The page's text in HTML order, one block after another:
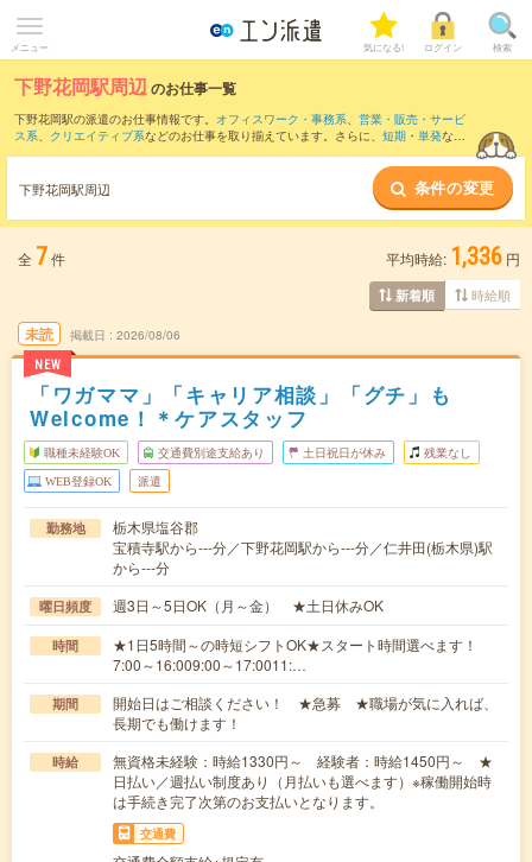
メニュー 気になる! ログイン 検索
下野花岡駅周辺のお仕事一覧
下野花岡駅の派遣のお仕事情報です。 オフィスワーク・事務系、 営業・販売・サービ
ス系、 クリエイティブ系などのお仕事を取り揃えています。さらに、 短期 ・ 単発など
また、岡本(栃木県)駅
など近隣駅のお仕事もご
確認いただけます。
下野花岡駅周辺 条件の変更
全 7件 平均時給: 1,336 円
新着順 時給順
未読
NEW
掲載日 2026/08/06
「ワガママ」「キャリア相談」「グチ」も
Welcome！＊ケアスタッフ
職種未経験OK 交通費別途支給あり 土日祝日が休み 残業なし
WEB登録OK 派遣
勤務地
栃木県塩谷郡
宝積寺駅から---分／下野花岡駅から---分／仁井田(栃木県)駅
から---分
曜日頻度 週3日～5日OK（月～金） ★土日休みOK
時間
★1日5時間～の時短シフトOK★スタート時間選べます！
7:00～16:009:00～17:0011:…
期間
開始日はご相談ください！ ★急募 ★職場が気に入れば、
長期でも働けます！
時給
無資格未経験：時給1330円～ 経験者：時給1450円～ ★
日払い／週払い制度あり（月払いも選べます）※稼働開始時
は手続き完了次第のお支払いとなります。
交通費